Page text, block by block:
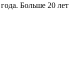
Больше 20 лет